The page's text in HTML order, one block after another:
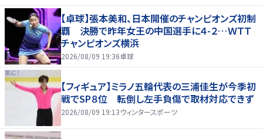
【卓球】張本美和、日本開催のチャンピオンズ初制
覇 決勝で昨年女王の中国選手に４-２…ＷＴＴ
チャンピオンズ横浜
2026/08/09 19:36卓球
【フィギュア】ミラノ五輪代表の三浦佳生が今季初
戦でSP８位 転倒し左手負傷で取材対応できず
2026/08/09 19:13ウィンタースポーツ